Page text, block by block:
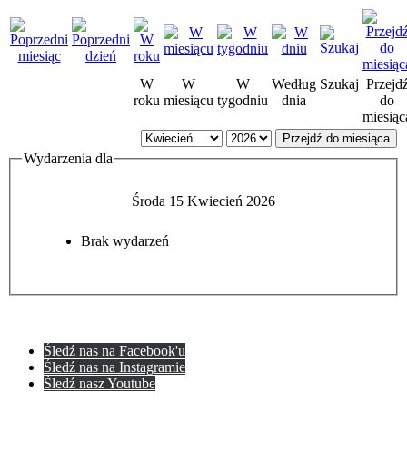
W
roku
W
miesiącu
W
tygodniu
Według
dnia
Szukaj
do
Przejdź do miesiąca
Wydarzenia dla
Środa 15 Kwiecień 2026
Brak wydarzeń
Śledź nas na Facebook'u
Śledź nas na Instagramie
Śledź nasz Youtube